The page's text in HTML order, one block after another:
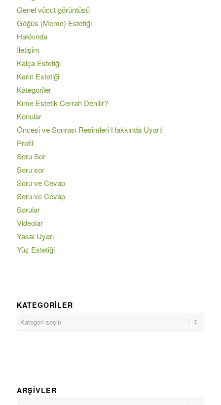
Genel vücut görüntüsü
Göğüs (Meme) Estetiği
Hakkında
İletişim
Kalça Estetiği
Karın Estetiği
Kategoriler
Kime Estetik Cerrah Denilir?
Konular
Öncesi ve Sonrası Resimleri Hakkında Uyarı!
Profil
Soru Sor
Soru sor
Soru ve Cevap
Soru ve Cevap
Sorular
Videolar
Yasal Uyarı
Yüz Estetiği
KATEGORILER
ARŞIVLER